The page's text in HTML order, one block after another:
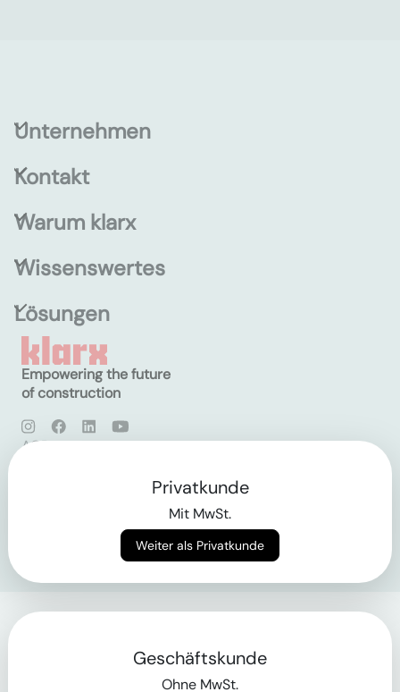
Unternehmen
Kontakt
Warum klarx
Wissenswertes
Lösungen
Empowering the future
of construction
AGB
Privatkunde
Mit MwSt.
Weiter als Privatkunde
Geschäftskunde
Ohne MwSt.